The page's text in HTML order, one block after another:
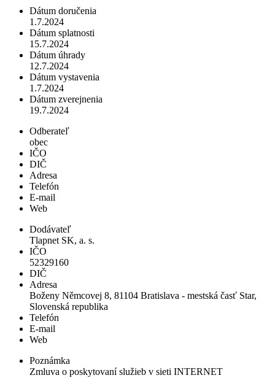
Dátum doručenia
1.7.2024
Dátum splatnosti
15.7.2024
Dátum úhrady
12.7.2024
Dátum vystavenia
1.7.2024
Dátum zverejnenia
19.7.2024
Odberateľ
obec
IČO
DIČ
Adresa
Telefón
E-mail
Web
Dodávateľ
Tlapnet SK, a. s.
IČO
52329160
DIČ
Adresa
Boženy Němcovej 8, 81104 Bratislava - mestská časť Star,
Slovenská republika
Telefón
E-mail
Web
Poznámka
Zmluva o poskytovaní služieb v sieti INTERNET